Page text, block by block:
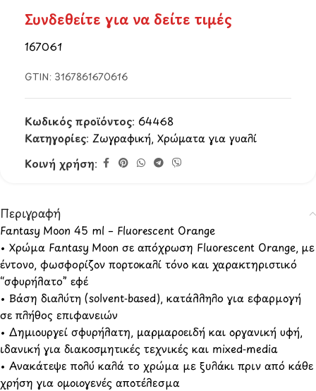
Συνδεθείτε για να δείτε τιμές
167061
GTIN: 3167861670616
Κωδικός προϊόντος: 64468
Κατηγορίες: Ζωγραφική, Χρώματα για γυαλί
Κοινή χρήση:
Περιγραφή
Fantasy Moon 45 ml – Fluorescent Orange
• Χρώμα Fantasy Moon σε απόχρωση Fluorescent Orange, με
έντονο, φωσφορίζον πορτοκαλί τόνο και χαρακτηριστικό
“σφυρήλατο” εφέ
• Βάση διαλύτη (solvent‑based), κατάλληλο για εφαρμογή
σε πλήθος επιφανειών
• Δημιουργεί σφυρήλατη, μαρμαροειδή και οργανική υφή,
ιδανική για διακοσμητικές τεχνικές και mixed‑media
• Ανακάτεψε πολύ καλά το χρώμα με ξυλάκι πριν από κάθε
χρήση για ομοιογενές αποτέλεσμα